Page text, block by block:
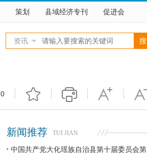
策划 县域经济专刊 促进会
资讯
0
新闻推荐 TUI JIAN
中国共产党大化瑶族自治县第十届委员会第